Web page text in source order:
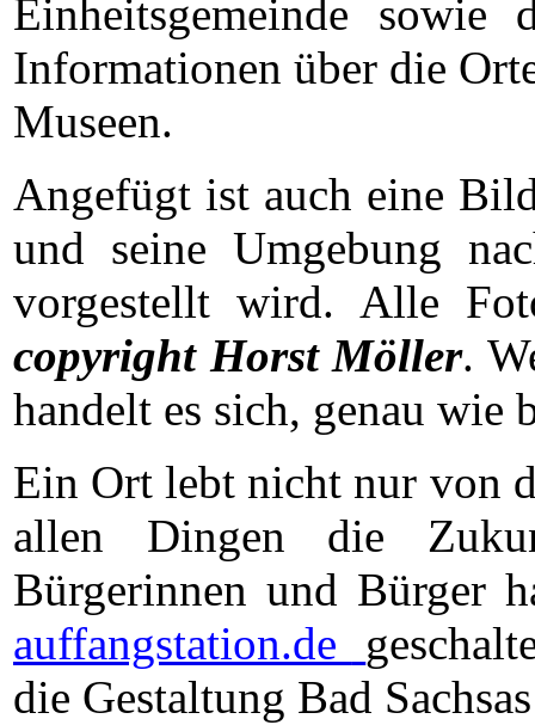
Einheitsgemeinde sowie
Informationen über die
Museen.
Angefügt ist auch eine
und seine Umgebung
vorgestellt wird. Alle
copyright Horst Möller.
handelt es sich, genau wie
Ein Ort lebt nicht nur von
allen Dingen die
Bürgerinnen und Bürger
auffangstation.de
die Gestaltung Bad